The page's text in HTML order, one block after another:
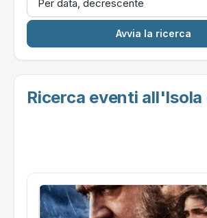
Ricerca eventi